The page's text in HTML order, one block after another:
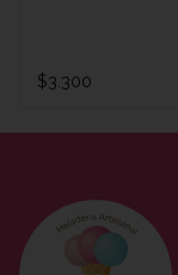
$3.300